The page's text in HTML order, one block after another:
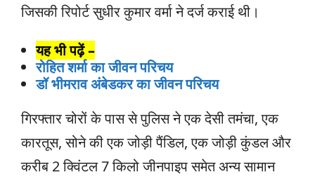
जिसकी रिपोर्ट सुधीर कुमार वर्मा ने दर्ज कराई थी।
यह भी पढ़ें –
रोहित शर्मा का जीवन परिचय
डॉ भीमराव अंबेडकर का जीवन परिचय
गिरफ्तार चोरों के पास से पुलिस ने एक देसी तमंचा, एक
कारतूस, सोने की एक जोड़ी पैंडिल, एक जोड़ी कुंडल और
करीब 2 क्विंटल 7 किलो जीनपाइप समेत अन्य सामान